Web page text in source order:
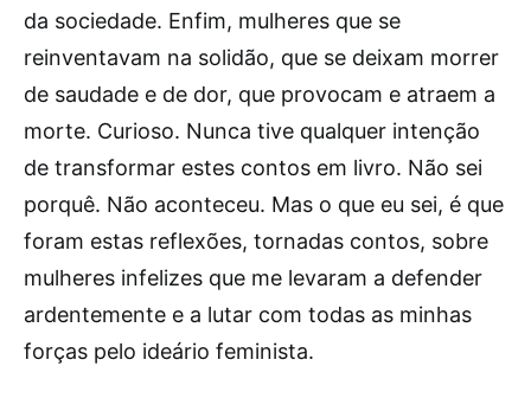
da sociedade. Enfim, mulheres que se
reinventavam na solidão, que se deixam morrer
de saudade e de dor, que provocam e atraem a
morte. Curioso. Nunca tive qualquer intenção
de transformar estes contos em livro. Não sei
porquê. Não aconteceu. Mas o que eu sei, é que
foram estas reflexões, tornadas contos, sobre
mulheres infelizes que me levaram a defender
ardentemente e a lutar com todas as minhas
forças pelo ideário feminista.